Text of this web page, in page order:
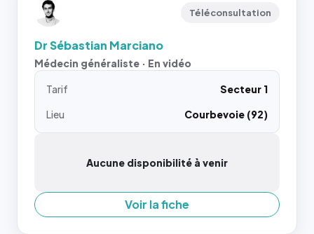
Téléconsultation
Dr Sébastian Marciano
Médecin généraliste · En vidéo
Tarif
Secteur 1
Lieu
Courbevoie (92)
Aucune disponibilité à venir
Voir la fiche